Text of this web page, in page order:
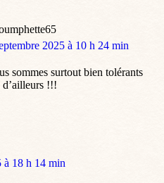
2025 à 10 h 24 min
sommes surtout bien tolérants
d’ailleurs !!!
à 18 h 14 min